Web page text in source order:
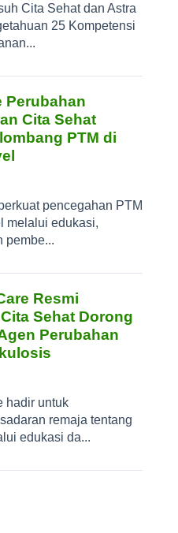
Cita Sehat dan Astra
25 Kompetensi
Perubahan
Cita Sehat
PTM di
pencegahan PTM
melalui edukasi,
pembe...
Resmi
Sehat Dorong
Perubahan
hadir untuk
remaja tentang
edukasi da...